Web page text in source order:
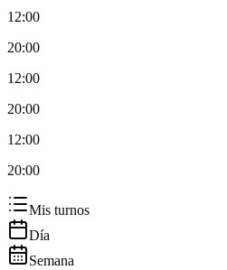
12:00
20:00
12:00
20:00
12:00
20:00
Mis turnos
Día
Semana